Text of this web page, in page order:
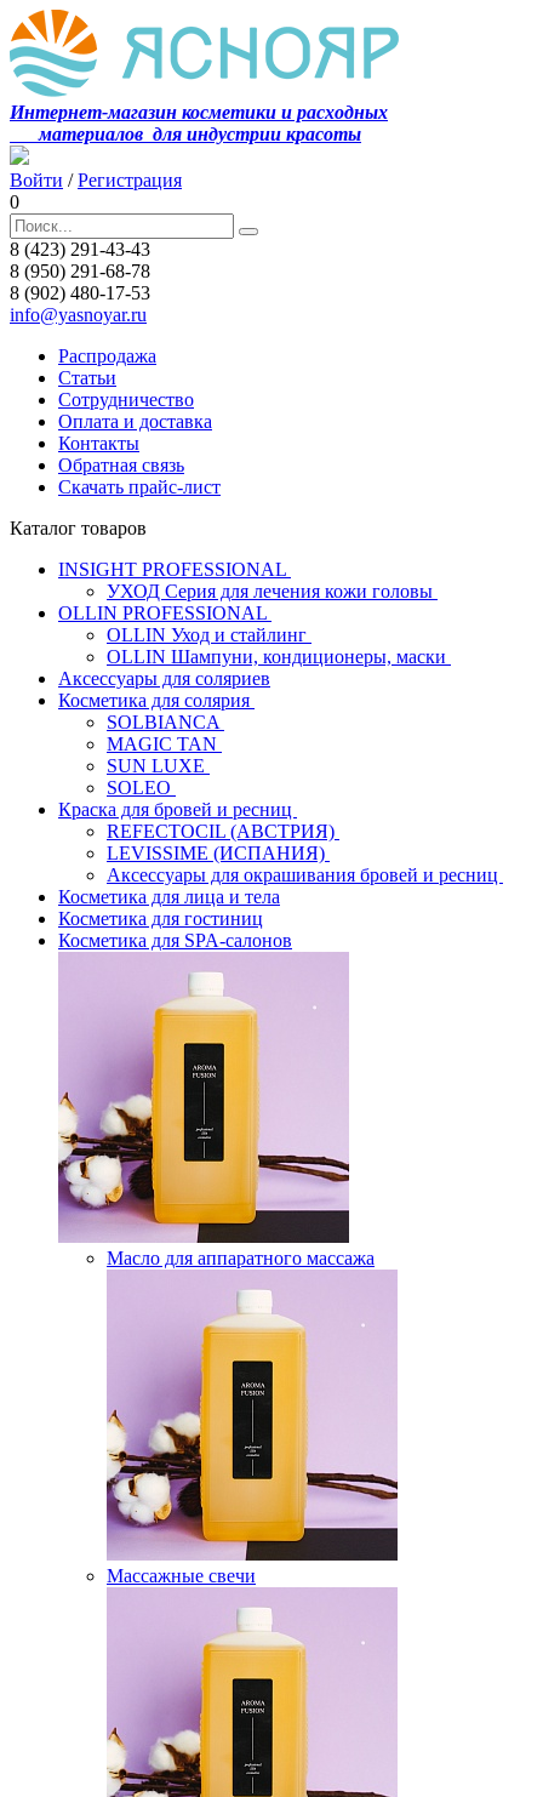
Интернет-магазин косметики и расходных
материалов для индустрии красоты
Войти /Регистрация
0
8 (423) 291-43-43
8 (950) 291-68-78
8 (902) 480-17-53
info@yasnoyar.ru
Распродажа
Статьи
Сотрудничество
Оплата и доставка
Контакты
Обратная связь
Скачать прайс-лист
Каталог товаров
INSIGHT PROFESSIONAL
УХОД Серия для лечения кожи головы
OLLIN PROFESSIONAL
OLLIN Уход и стайлинг
OLLIN Шампуни, кондиционеры, маски
Аксессуары для соляриев
Косметика для солярия
SOLBIANCA
MAGIC TAN
SUN LUXE
SOLEO
Краска для бровей и ресниц
REFECTOCIL (АВСТРИЯ)
LEVISSIME (ИСПАНИЯ)
Аксессуары для окрашивания бровей и ресниц
Косметика для лица и тела
Косметика для гостиниц
Косметика для SPA-салонов
Масло для аппаратного массажа
Массажные свечи